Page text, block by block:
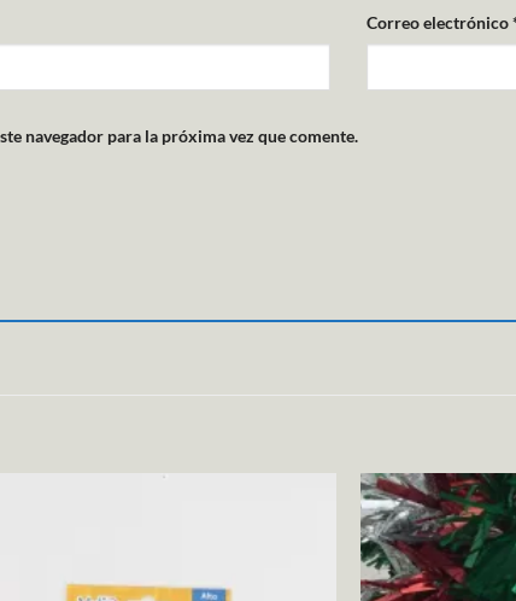
Correo electrónico
navegador para la próxima vez que comente.